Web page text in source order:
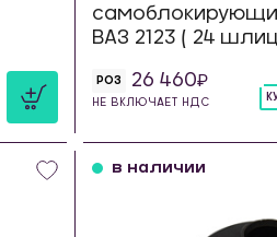
ВАЗ 2123 ( 24
РОЗ 26 460
НЕ ВКЛЮЧАЕТ НДС
в наличии